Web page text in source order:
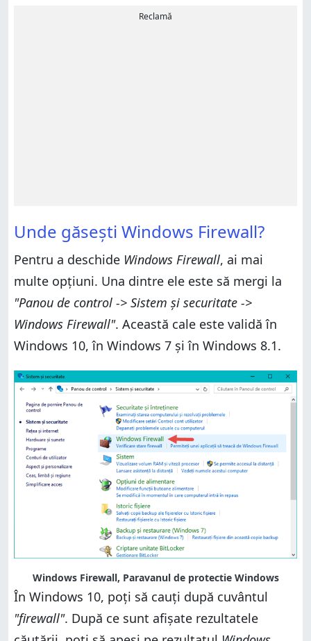
Reclamă
Unde găsești Windows Firewall?
Pentru a deschide Windows Firewall, ai mai
multe opțiuni. Una dintre ele este să mergi la
"Panou de control -> Sistem și securitate ->
Windows Firewall". Această cale este validă în
Windows 10, în Windows 7 și în Windows 8.1.
Windows Firewall, Paravanul de protectie Windows
În Windows 10, poți să cauți după cuvântul
"firewall". După ce sunt afișate rezultatele